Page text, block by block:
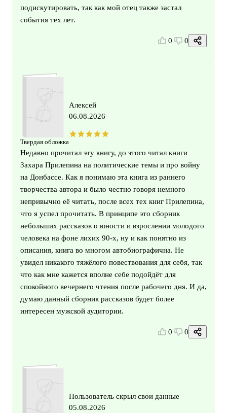
подискутировать, так как мой отец также застал
события тех лет.
0 0
Твердая обложка
Алексей
06.08.2026
Недавно прочитал эту книгу, до этого читал книги
Захара Прилепина на политические темы и про войну
на Донбассе. Как я понимаю эта книга из раннего
творчества автора и было честно говоря немного
непривычно её читать, после всех тех книг Прилепина,
что я успел прочитать. В принципе это сборник
небольших рассказов о юности и взрослении молодого
человека на фоне лихих 90-х, ну и как понятно из
описания, книга во многом автобиографична. Не
увидел никакого тяжёлого повествования для себя, так
что как мне кажется вполне себе подойдёт для
спокойного вечернего чтения после рабочего дня. И да,
думаю данный сборник рассказов будет более
интересен мужской аудитории.
0 0
Пользователь скрыл свои данные
05.08.2026